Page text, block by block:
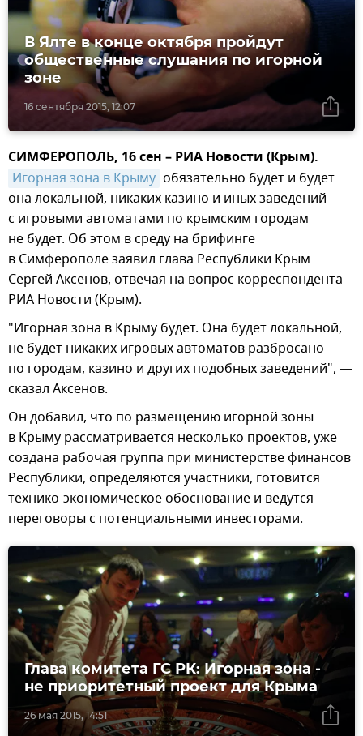
16 сентября 2015, 12:07
В Ялте в конце октября пройдут
общественные слушания по игорной
зоне
СИМФЕРОПОЛЬ, 16 сен – РИА Новости (Крым).
Игорная зона в Крыму обязательно будет и будет
она локальной, никаких казино и иных заведений
с игровыми автоматами по крымским городам
не будет. Об этом в среду на брифинге
в Симферополе заявил глава Республики Крым
Сергей Аксенов, отвечая на вопрос корреспондента
РИА Новости (Крым).
"Игорная зона в Крыму будет. Она будет локальной,
не будет никаких игровых автоматов разбросано
по городам, казино и других подобных заведений", —
сказал Аксенов.
Он добавил, что по размещению игорной зоны
в Крыму рассматривается несколько проектов, уже
создана рабочая группа при министерстве финансов
Республики, определяются участники, готовится
технико-экономическое обоснование и ведутся
переговоры с потенциальными инвесторами.
26 мая 2015, 14:51
Глава комитета ГС РК: Игорная зона -
не приоритетный проект для Крыма